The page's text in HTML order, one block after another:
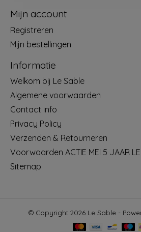
Mijn account
Registreren
Mijn bestellingen
Informatie
Welkom bij Le Sable
Algemene voorwaarden
Contact info
Privacy Policy
Verzenden & Retourneren
Voorwaarden ACTIE MEI 5 JAAR LE
Sitemap
© Copyright 2026 Le Sable -